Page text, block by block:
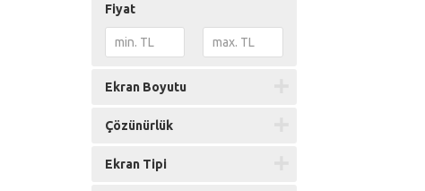
Fiyat
Ekran Boyutu
Çözünürlük
Ekran Tipi